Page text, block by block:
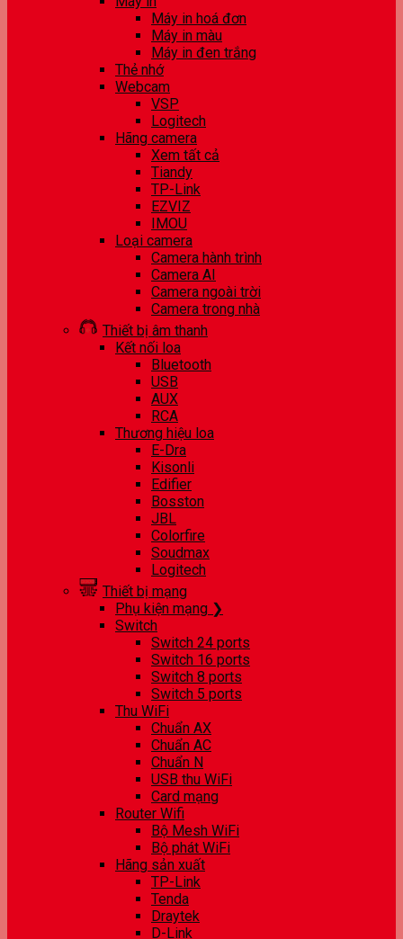
Máy in hoá đơn
Máy in màu
Máy in đen trắng
Thẻ nhớ
Webcam
VSP
Logitech
Hãng camera
Xem tất cả
Tiandy
TP-Link
EZVIZ
IMOU
Loại camera
Camera hành trình
Camera AI
Camera ngoài trời
Camera trong nhà
Thiết bị âm thanh
Kết nối loa
Bluetooth
USB
AUX
RCA
Thương hiệu loa
E-Dra
Kisonli
Edifier
Bosston
JBL
Colorfire
Soudmax
Logitech
Thiết bị mạng
Phụ kiện mạng ❯
Switch
Switch 24 ports
Switch 16 ports
Switch 8 ports
Switch 5 ports
Thu WiFi
Chuẩn AX
Chuẩn AC
Chuẩn N
USB thu WiFi
Card mạng
Router Wifi
Bộ Mesh WiFi
Bộ phát WiFi
Hãng sản xuất
TP-Link
Tenda
Draytek
D-Link